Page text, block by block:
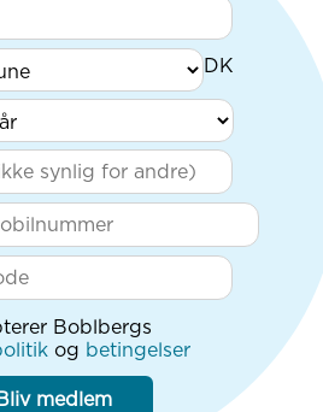
Boblbergs
og betingelser
medlem